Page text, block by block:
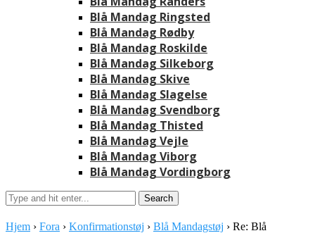
Blå Mandag Ringsted
Blå Mandag Rødby
Blå Mandag Roskilde
Blå Mandag Silkeborg
Blå Mandag Skive
Blå Mandag Slagelse
Blå Mandag Svendborg
Blå Mandag Thisted
Blå Mandag Vejle
Blå Mandag Viborg
Blå Mandag Vordingborg
Hjem › Fora › Konfirmationstøj › Blå Mandagstøj › Re: Blå